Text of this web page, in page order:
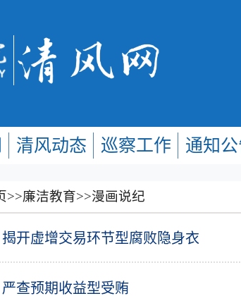
清风动态 巡察工作 通知
>>廉洁教育>>漫画说纪
开虚增交易环节型腐败隐身衣
查预期收益型受贿